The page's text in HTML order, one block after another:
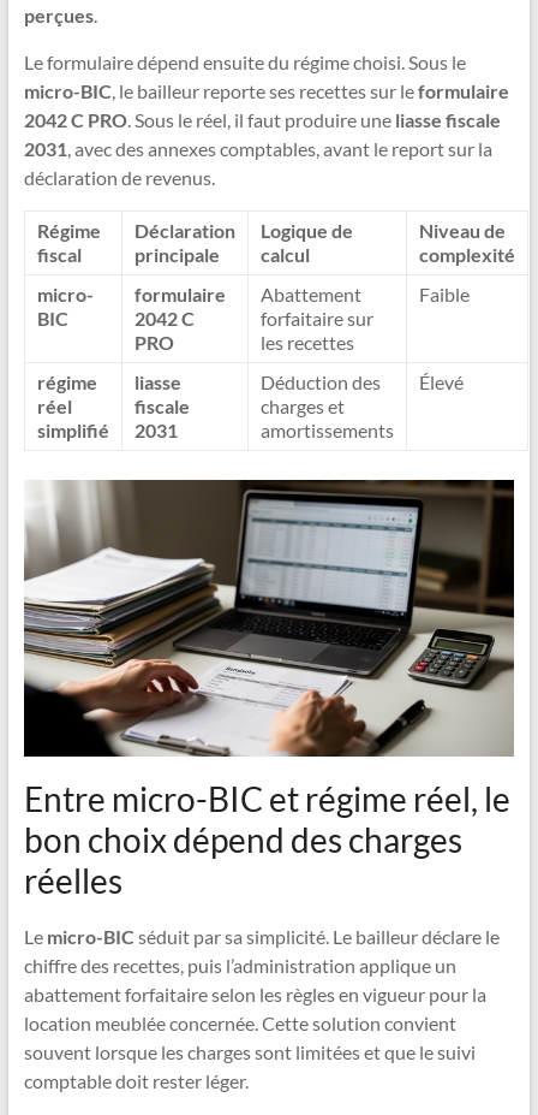
perçues.
Le formulaire dépend ensuite du régime choisi. Sous le
micro-BIC, le bailleur reporte ses recettes sur leformulaire
2042 C PRO. Sous le réel, il faut produire une liasse fiscale
2031, avec des annexes comptables, avant le report sur la
déclaration de revenus.
Régime
fiscal
Déclaration
principale
Logique de
calcul
Niveau de
complexité
micro-
BIC
formulaire
2042 C
PRO
Abattement
forfaitaire sur
les recettes
Faible
régime
réel
simplifié
liasse
fiscale
2031
Déduction des
charges et
amortissements
Élevé
Entre micro-BIC et régime réel, le
bon choix dépend des charges
réelles
Le micro-BIC séduit par sa simplicité. Le bailleur déclare le
chiffre des recettes, puis l’administration applique un
abattement forfaitaire selon les règles en vigueur pour la
location meublée concernée. Cette solution convient
souvent lorsque les charges sont limitées et que le suivi
comptable doit rester léger.